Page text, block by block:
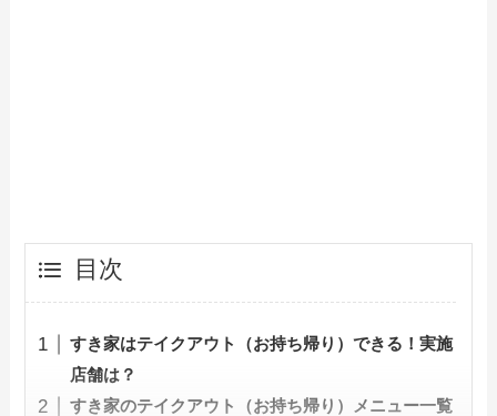
目次
すき家はテイクアウト（お持ち帰り）できる！実施
店舗は？
すき家のテイクアウト（お持ち帰り）メニュー一覧